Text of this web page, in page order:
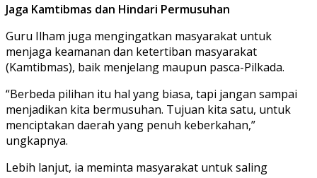
Jaga Kamtibmas dan Hindari Permusuhan
Guru Ilham juga mengingatkan masyarakat untuk
menjaga keamanan dan ketertiban masyarakat
(Kamtibmas), baik menjelang maupun pasca-Pilkada.
“Berbeda pilihan itu hal yang biasa, tapi jangan sampai
menjadikan kita bermusuhan. Tujuan kita satu, untuk
menciptakan daerah yang penuh keberkahan,”
ungkapnya.
Lebih lanjut, ia meminta masyarakat untuk saling